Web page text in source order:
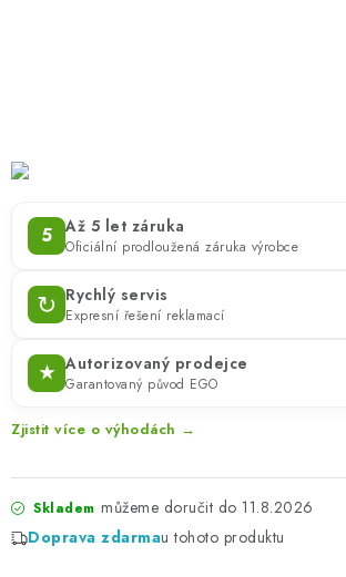
5 Až 5 let záruka
Oficiální prodloužená záruka výrobce
↻ Rychlý servis
Expresní řešení reklamací
★ Autorizovaný prodejce
Garantovaný původ EGO
Zjistit více o výhodách →
Skladem
11.8.2026
Doprava zdarmau tohoto produktu